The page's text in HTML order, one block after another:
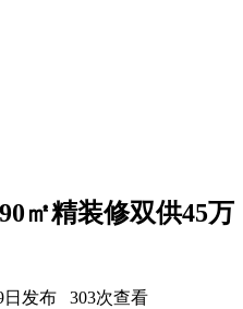
㎡精装修双供45万
日发布 303次查看